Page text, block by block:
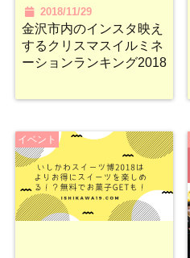
2018/11/29
金沢市内のインスタ映え
するクリスマスイルミネ
ーションランキング2018
イベント